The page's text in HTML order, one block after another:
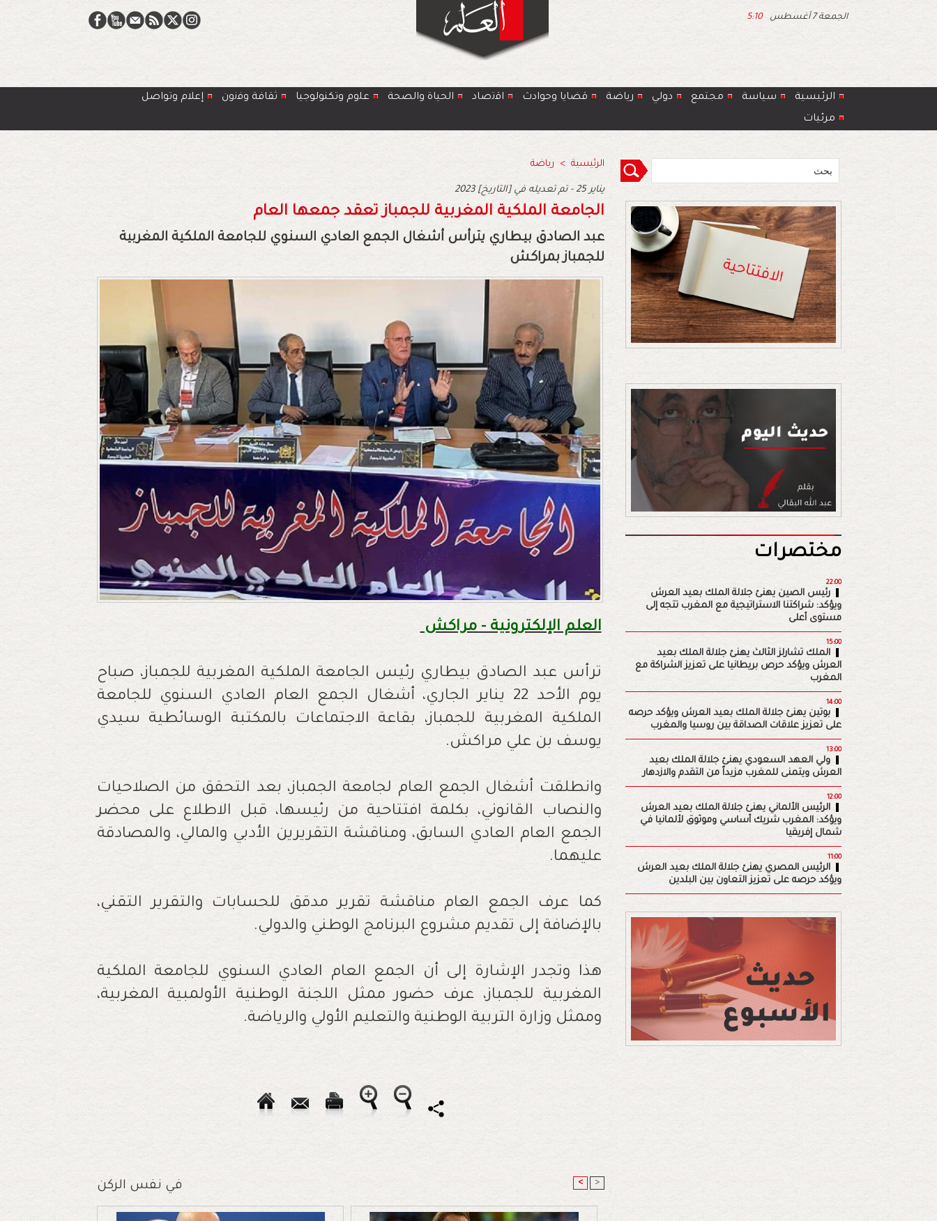
الجمعة 7 أغسطس 5:10
الرئيسية سياسة مجتمع دولي رياضة قضايا وحوادث اﻗﺗﺻﺎد الحياة والصحة ﻋﻠوم وتكنولوجيا ﺛﻘﺎﻓﺔ وﻓﻧون
إعلام وتواصل
مرئيات
الرئيسية > رياضة
2023 يناير 25 - تم تعديله في [التاريخ]
الجامعة الملكية المغربية للجمباز تعقد جمعها العام
عبد الصادق بيطاري يترأس أشغال الجمع العادي السنوي للجامعة الملكية المغربية
للجمباز بمراكش
العلم الإلكترونية - مراكش
ترأس عبد الصادق بيطاري رئيس الجامعة الملكية المغربية للجمباز، صباح
يوم الأحد 22 يناير الجاري، أشغال الجمع العام العادي السنوي للجامعة
الملكية المغربية للجمباز، بقاعة الاجتماعات بالمكتبة الوسائطية سيدي
يوسف بن علي مراكش.
وانطلقت أشغال الجمع العام لجامعة الجمباز، بعد التحقق من الصلاحيات
والنصاب القانوني، بكلمة افتتاحية من رئيسها، قبل الاطلاع على محضر
الجمع العام العادي السابق، ومناقشة التقريرين الأدبي والمالي، والمصادقة
عليهما.
كما عرف الجمع العام مناقشة تقرير مدقق للحسابات والتقرير التقني،
بالإضافة إلى تقديم مشروع البرنامج الوطني والدولي.
هذا وتجدر الإشارة إلى أن الجمع العام العادي السنوي للجامعة الملكية
المغربية للجمباز، عرف حضور ممثل اللجنة الوطنية الأولمبية المغربية،
وممثل وزارة التربية الوطنية والتعليم الأولي والرياضة.
في نفس الركن < >
مختصرات
22:00
رئيس الصين يهنئ جلالة الملك بعيد العرش
ويؤكد: شراكتنا الاستراتيجية مع المغرب تتجه إلى
مستوى أعلى
15:00
الملك تشارلز الثالث يهنئ جلالة الملك بعيد
العرش ويؤكد حرص بريطانيا على تعزيز الشراكة مع
المغرب
14:00
بوتين يهنئ جلالة الملك بعيد العرش ويؤكد حرصه
على تعزيز علاقات الصداقة بين روسيا والمغرب
13:00
ولي العهد السعودي يهنئ جلالة الملك بعيد
العرش ويتمنى للمغرب مزيداً من التقدم والازدهار
12:00
الرئيس الألماني يهنئ جلالة الملك بعيد العرش
ويؤكد: المغرب شريك أساسي وموثوق لألمانيا في
شمال إفريقيا
11:00
الرئيس المصري يهنئ جلالة الملك بعيد العرش
ويؤكد حرصه على تعزيز التعاون بين البلدين